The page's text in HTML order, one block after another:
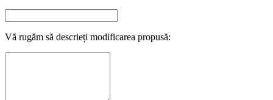
Vă rugăm să descrieți modificarea propusă: